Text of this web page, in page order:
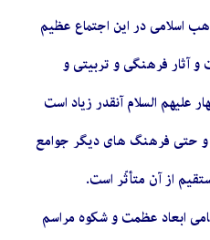
اسلامی در این اجتماع عظیم
و آثار فرهنگى و تربیتى و
علیهم السلام آنقدر زیاد است
فرهنگ های دیگر جوامع
از آن متأثّر است.
ابعاد عظمت و شکوه مراسم